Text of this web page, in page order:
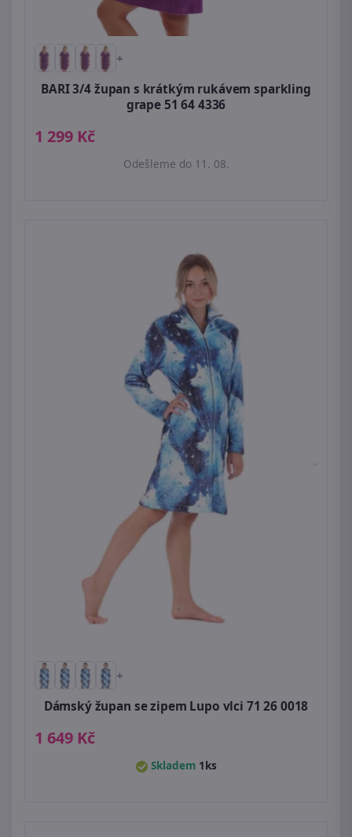
+
BARI 3/4 župan s krátkým rukávem sparkling
grape 51 64 4336
1 299 Kč
Odešleme do 11. 08.
+
Dámský župan se zipem Lupo vlci 71 26 0018
1 649 Kč
Skladem 1ks